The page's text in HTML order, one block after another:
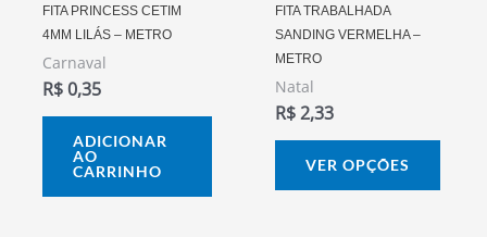
FITA PRINCESS CETIM
4MM LILÁS – METRO
Carnaval
R$0,35
ADICIONAR
AO
CARRINHO
FITA TRABALHADA
SANDING VERMELHA –
METRO
Natal
R$2,33
VER OPÇÕES